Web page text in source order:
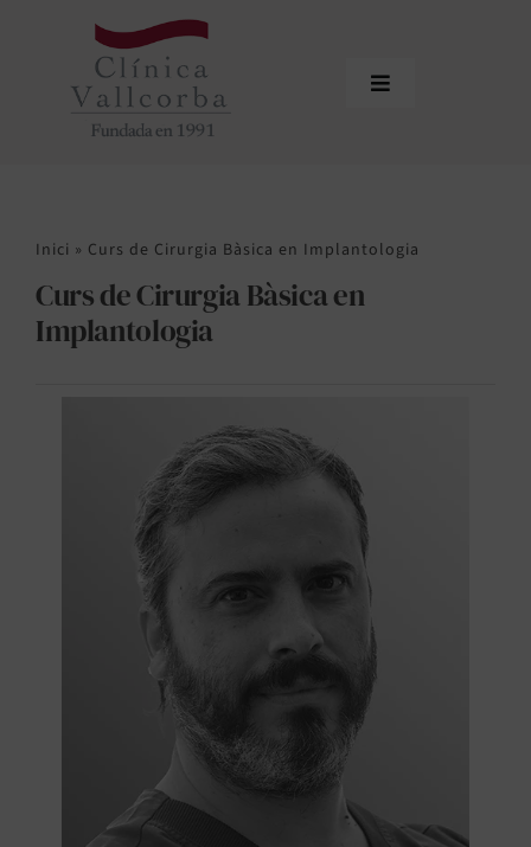
Toggle
Equip professional
Tractaments
Sol·licitar cita
Àrea de profesionals
Inici » Curs de Cirurgia Bàsica en Implantologia
Curs de Cirurgia Bàsica en
Implantologia